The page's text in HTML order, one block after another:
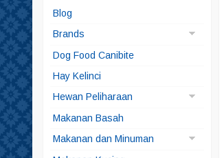
Blog
Brands
Arqui Fresh
Doggyman
Pedigree
Dog Food Canibite
Hay Kelinci
Hewan Peliharaan
Anjing
Kucing
Makanan Basah
Makanan dan Minuman